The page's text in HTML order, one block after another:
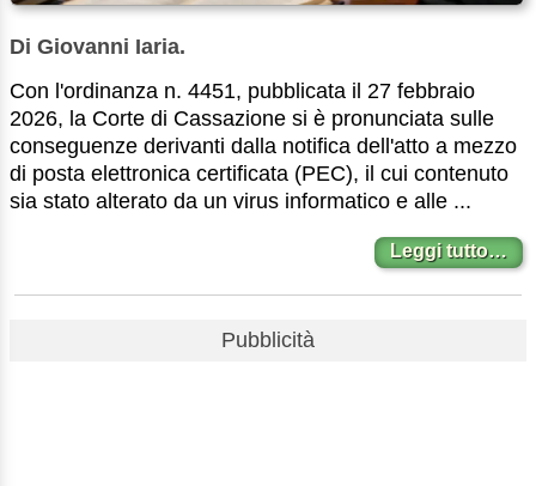
Di Giovanni Iaria.
Con l'ordinanza n. 4451, pubblicata il 27 febbraio
2026, la Corte di Cassazione si è pronunciata sulle
conseguenze derivanti dalla notifica dell'atto a mezzo
di posta elettronica certificata (PEC), il cui contenuto
sia stato alterato da un virus informatico e alle ...
Leggi tutto…
Pubblicità